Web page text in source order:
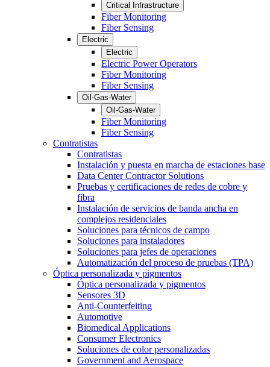
Critical Infrastructure
Fiber Monitoring
Fiber Sensing
Electric
Electric
Electric Power Operators
Fiber Monitoring
Fiber Sensing
Oil-Gas-Water
Oil-Gas-Water
Fiber Monitoring
Fiber Sensing
Contratistas
Contratistas
Instalación y puesta en marcha de estaciones base
Data Center Contractor Solutions
Pruebas y certificaciones de redes de cobre y
fibra
Instalación de servicios de banda ancha en
complejos residenciales
Soluciones para técnicos de campo
Soluciones para instaladores
Soluciones para jefes de operaciones
Automatización del proceso de pruebas (TPA)
Óptica personalizada y pigmentos
Óptica personalizada y pigmentos
Sensores 3D
Anti-Counterfeiting
Automotive
Biomedical Applications
Consumer Electronics
Soluciones de color personalizadas
Government and Aerospace